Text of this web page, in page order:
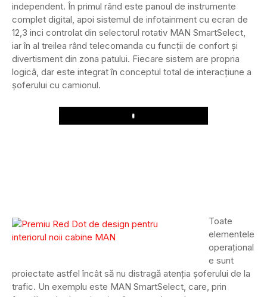
independent. În primul rând este panoul de instrumente
complet digital, apoi sistemul de infotainment cu ecran de
12,3 inci controlat din selectorul rotativ MAN SmartSelect,
iar în al treilea rând telecomanda cu funcții de confort și
divertisment din zona patului. Fiecare sistem are propria
logică, dar este integrat în conceptul total de interacțiune a
șoferului cu camionul.
Play
Toate
elementele
operațional
e sunt
proiectate astfel încât să nu distragă atenția șoferului de la
trafic. Un exemplu este MAN SmartSelect, care, prin